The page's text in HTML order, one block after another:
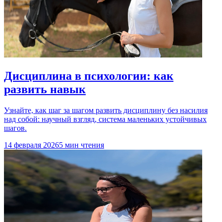
Дисциплина в психологии: как
развить навык
Узнайте, как шаг за шагом развить дисциплину без насилия
над собой: научный взгляд, система маленьких устойчивых
шагов.
14 февраля 20265 мин чтения